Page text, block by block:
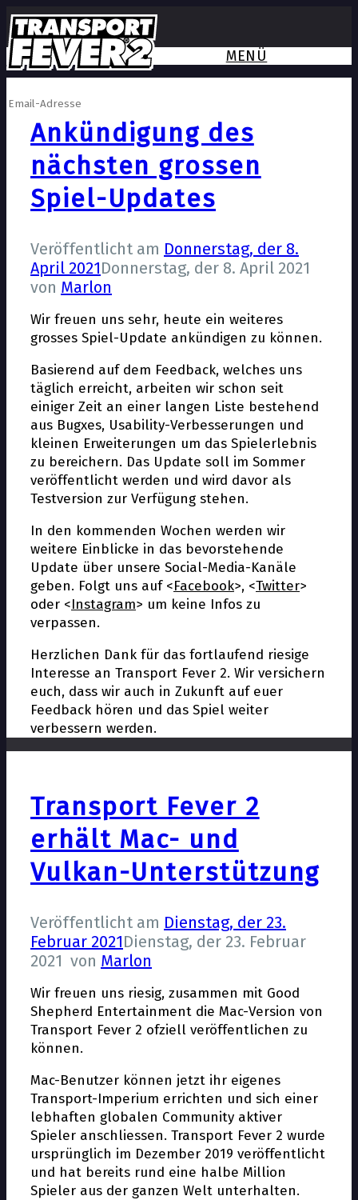
MENÜ
Ankündigung des
nächsten grossen
Spiel-Updates
Veröffentlicht am Donnerstag, der 8.
April 2021Donnerstag, der 8. April 2021
von Marlon
Wir freuen uns sehr, heute ein weiteres
grosses Spiel-Update ankündigen zu können.
Basierend auf dem Feedback, welches uns
täglich erreicht, arbeiten wir schon seit
einiger Zeit an einer langen Liste bestehend
aus Bugfixes, Usability-Verbesserungen und
kleinen Erweiterungen um das Spielerlebnis
zu bereichern. Das Update soll im Sommer
veröffentlicht werden und wird davor als
Testversion zur Verfügung stehen.
In den kommenden Wochen werden wir
weitere Einblicke in das bevorstehende
Update über unsere Social-Media-Kanäle
geben. Folgt uns auf <Facebook>, <Twitter>
oder <Instagram> um keine Infos zu
verpassen.
Herzlichen Dank für das fortlaufend riesige
Interesse an Transport Fever 2. Wir versichern
euch, dass wir auch in Zukunft auf euer
Feedback hören und das Spiel weiter
verbessern werden.
Transport Fever 2
erhält Mac- und
Vulkan-Unterstützung
Veröffentlicht am Dienstag, der 23.
Februar 2021Dienstag, der 23. Februar
2021 von Marlon
Wir freuen uns riesig, zusammen mit Good
Shepherd Entertainment die Mac-Version von
Transport Fever 2 offiziell veröffentlichen zu
können.
Mac-Benutzer können jetzt ihr eigenes
Transport-Imperium errichten und sich einer
lebhaften globalen Community aktiver
Spieler anschliessen. Transport Fever 2 wurde
ursprünglich im Dezember 2019 veröffentlicht
und hat bereits rund eine halbe Million
Spieler aus der ganzen Welt unterhalten.